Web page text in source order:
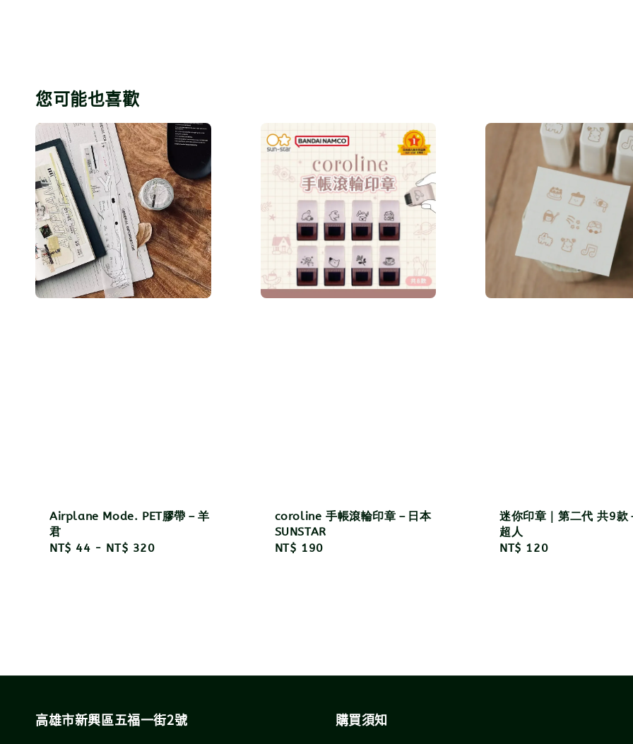
您可能也喜歡
Airplane Mode. PET膠帶－羊
君
Regular
NT$ 44 - NT$ 320
coroline 手帳滾輪印章－日本
SUNSTAR
Regular
NT$ 190
迷你印章｜第二代 共9款
超人
Regular
NT$ 120
高雄市新興區五福一街2號 購買須知